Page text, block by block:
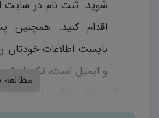
شوید. ثبت نام در سایت
اقدام کنید.
بایست اطلاعات خودتان
و ایمیل است، تکمیل کنید.
مطالعه